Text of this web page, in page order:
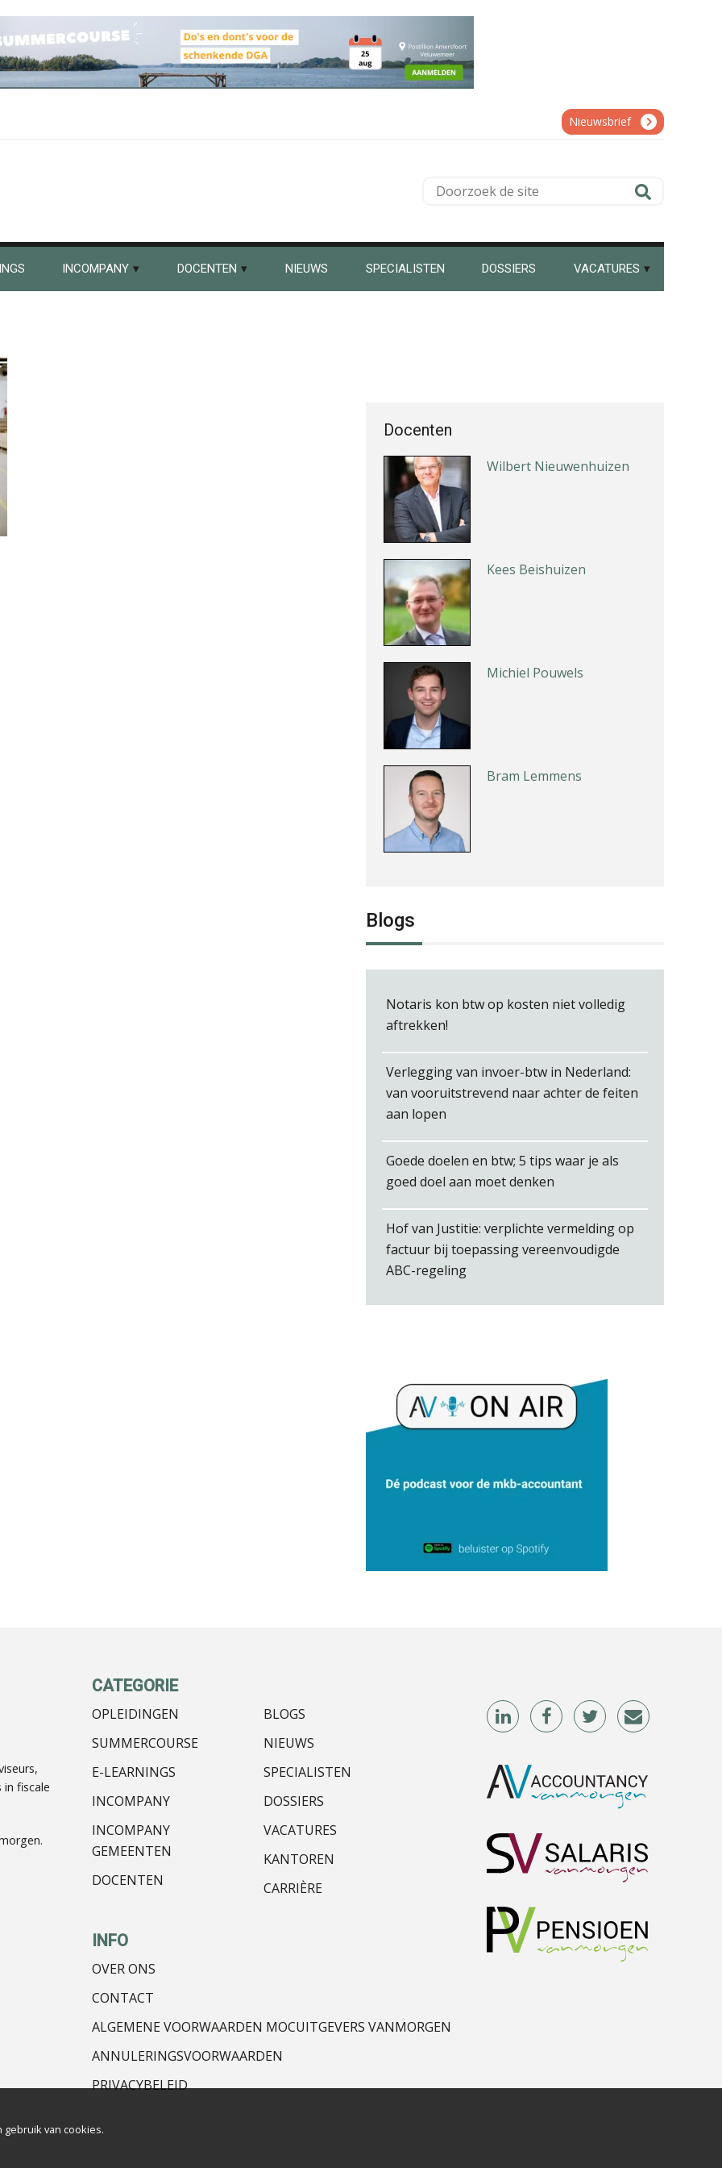
Nieuwsbrief
Doorzoek
INCOMPANY DOCENTEN NIEUWS SPECIALISTEN DOSSIERS VACATURES
Docenten
Martin de Graaf
Wilbert Nieuwenhuizen
Kees Beishuizen
Michiel Pouwels
Bram Lemmens
Imke Bos
Peter Kerkhof
Bernard Schols
Audrey Brunings
Joost Diks
Blogs
Notaris kon btw op kosten niet volledig
aftrekken!
Verlegging van invoer-btw in Nederland:
van vooruitstrevend naar achter de feiten
aan lopen
Goede doelen en btw; 5 tips waar je als
goed doel aan moet denken
Hof van Justitie: verplichte vermelding op
factuur bij toepassing vereenvoudigde
ABC-regeling
fiscale
CATEGORIE
OPLEIDINGEN
SUMMERCOURSE
E-LEARNINGS
INCOMPANY
INCOMPANY
GEMEENTEN
DOCENTEN
BLOGS
NIEUWS
SPECIALISTEN
DOSSIERS
VACATURES
KANTOREN
CARRIÈRE
INFO
OVER ONS
CONTACT
ALGEMENE VOORWAARDEN MOCUITGEVERS VANMORGEN
ANNULERINGSVOORWAARDEN
PRIVACYBELEID
gebruik van cookies.